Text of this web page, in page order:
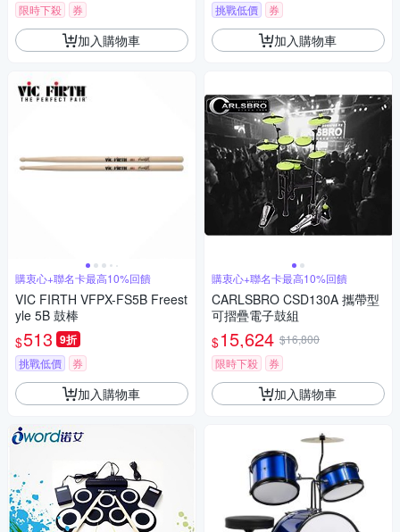
限時下殺
券
加入購物車
購衷心+聯名卡最高10%回饋
VIC FIRTH VFPX-FS5B Freest
yle 5B 鼓棒
$513 9折
挑戰低價 券
加入購物車
挑戰低價 券
加入購物車
購衷心+聯名卡最高10%回饋
CARLSBRO CSD130A 攜帶型
可摺疊電子鼓組
$15,624 $16,800
限時下殺
券
加入購物車